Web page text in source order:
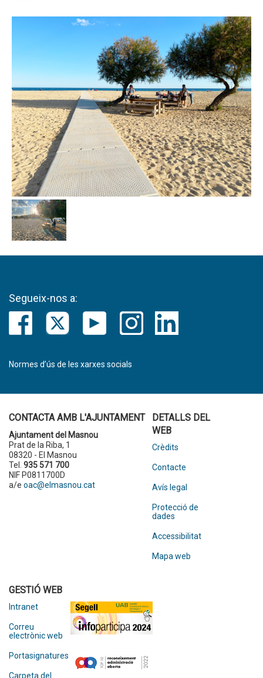
Segueix-nos a:
Normes d’ús de les xarxes socials
CONTACTA AMB L'AJUNTAMENT
Ajuntament del Masnou
Prat de la Riba, 1
08320 - El Masnou
Tel. 935 571 700
NIF P0811700D
a/e oac@elmasnou.cat
DETALLS DEL
WEB
Crèdits
Contacte
Avís legal
Protecció de
dades
Accessibilitat
Mapa web
GESTIÓ WEB
Intranet
Correu
electrònic web
Portasignatures
Carpeta del